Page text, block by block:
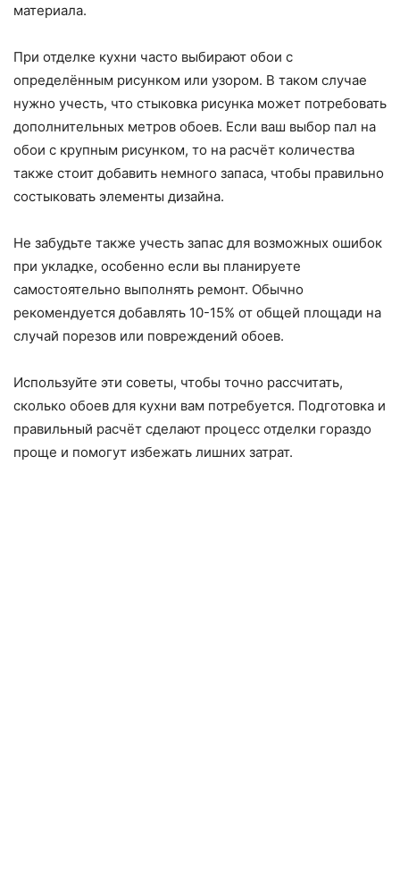
материала.
При отделке кухни часто выбирают обои с
определённым рисунком или узором. В таком случае
нужно учесть, что стыковка рисунка может потребовать
дополнительных метров обоев. Если ваш выбор пал на
обои с крупным рисунком, то на расчёт количества
также стоит добавить немного запаса, чтобы правильно
состыковать элементы дизайна.
Не забудьте также учесть запас для возможных ошибок
при укладке, особенно если вы планируете
самостоятельно выполнять ремонт. Обычно
рекомендуется добавлять 10-15% от общей площади на
случай порезов или повреждений обоев.
Используйте эти советы, чтобы точно рассчитать,
сколько обоев для кухни вам потребуется. Подготовка и
правильный расчёт сделают процесс отделки гораздо
проще и помогут избежать лишних затрат.